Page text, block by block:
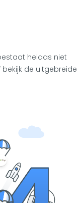
helaas niet
bekijk de uitgebreide